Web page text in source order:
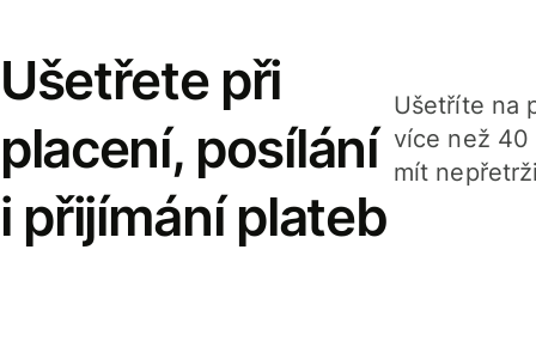
Ušetřete při
placení, posílání
i přijímání plateb
Ušetříte na
více než 40
mít